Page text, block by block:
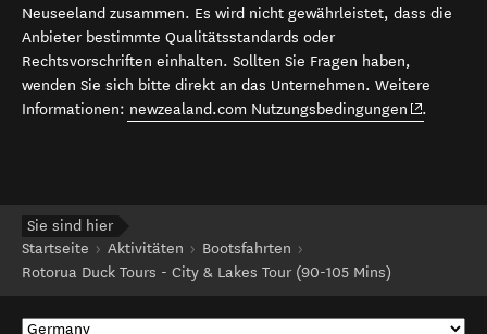
Neuseeland zusammen. Es wird nicht gewährleistet, dass die
Anbieter bestimmte Qualitätsstandards oder
Rechtsvorschriften einhalten. Sollten Sie Fragen haben,
wenden Sie sich bitte direkt an das Unternehmen. Weitere
Informationen: newzealand.com Nutzungsbedingungen (opens in
.
Sie sind hier
Startseite
Aktivitäten
Bootsfahrten
Rotorua Duck Tours - City & Lakes Tour (90-105 Mins)